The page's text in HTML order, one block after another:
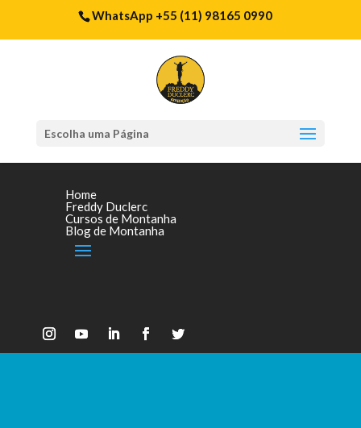
WhatsApp +55 (11) 98165 0990
Escolha uma Página
Home
Freddy Duclerc
Cursos de Montanha
Blog de Montanha